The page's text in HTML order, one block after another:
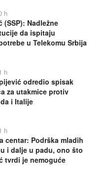
h
(SSP): Nadležne
da ispitaju
u Telekomu Srbija
h
odredio spisak
za utakmice protiv
i Italije
h
centar: Podrška mladih
u i dalje u padu, ono što
tvrdi je nemoguće